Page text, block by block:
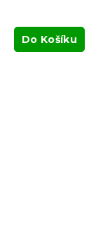
Do Košíku